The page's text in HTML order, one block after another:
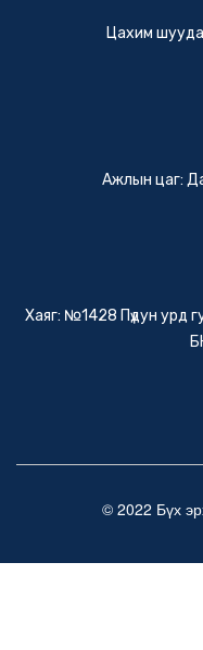
Цахим
Ажлын цаг:
Хаяг: №1428 Пүдун урд
© 2022 Бүх